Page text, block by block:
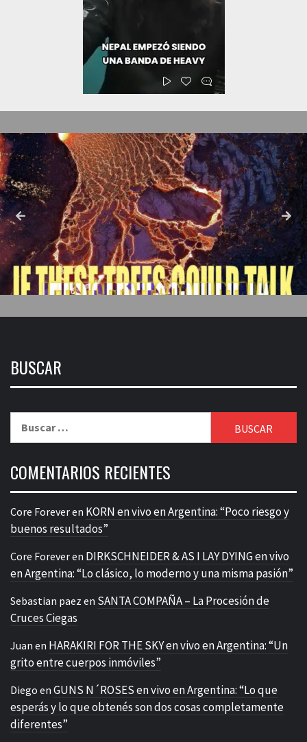
BUSCAR
COMENTARIOS RECIENTES
Core Foreveren KORN en vivo en Argentina: “Poco riesgo y
buenos resultados”
Core Foreveren DIRKSCHNEIDER & AS I LAY DYING en vivo
en Argentina: “Lo clásico, lo moderno y una misma pasión”
Sebastian paez en SANTA COMPAÑA – La Procesión de
Cruces Ciegas
Juan en HARAKIRI FOR THE SKY en vivo en Argentina: “Un
grito entre cuerpos inmóviles”
Diego en GUNS N´ROSES en vivo en Argentina: “Lo que
esperás y lo que obtenés son dos cosas completamente
diferentes”